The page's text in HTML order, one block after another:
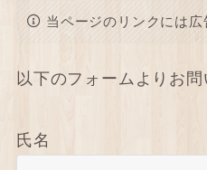
当ページのリンクには広
以下のフォームよりお問
氏名